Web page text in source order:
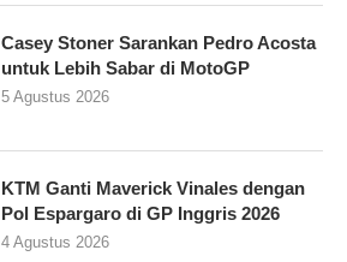
Casey Stoner Sarankan Pedro Acosta
untuk Lebih Sabar di MotoGP
5 Agustus 2026
KTM Ganti Maverick Vinales dengan
Pol Espargaro di GP Inggris 2026
4 Agustus 2026